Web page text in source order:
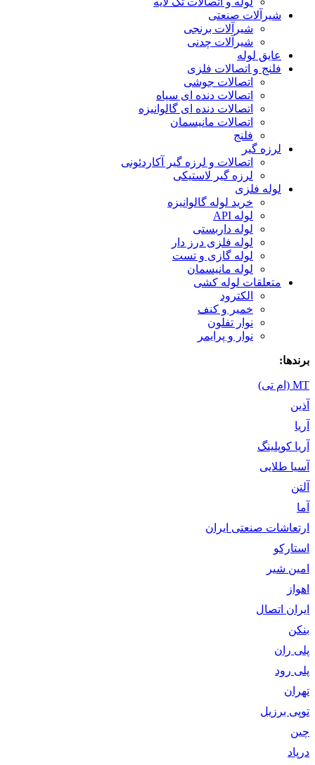
شیرآلات صنعتی
شیرآلات برنجی
شیرآلات چدنی
عایق لوله
فلنج و اتصالات فلزی
اتصالات جوشی
اتصالات دنده ای سیاه
اتصالات دنده ای گالوانیزه
اتصالات مانیسمان
فلنج
لرزه گیر
اتصالات و لرزه گیر آکاردئونی
لرزه گیر لاستیکی
لوله فلزی
خرید لوله گالوانیزه
لوله API
لوله داربستی
لوله فلزی درز دار
لوله گازی و تست
لوله مانیسمان
متعلقات لوله کشی
الکترود
خمیر و کنف
نوار تفلون
نوار و پرایمر
برندها:
MT (ام تی)
آذین
آریا
آریا کوپلینگ
آسیا طلایی
آلتن
آما
ارتعاشات صنعتی ایران
استارکو
امین شیر
اهواز
ایران اتصال
بنکن
پلی ران
پلی رود
تهران
توپی برزیل
چین
درپاد